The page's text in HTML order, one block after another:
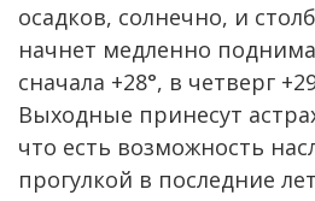
осадков, солнечно, и
начнет медленно
сначала +28°, в четверг
Выходные принесут
что есть возможность
прогулкой в последние